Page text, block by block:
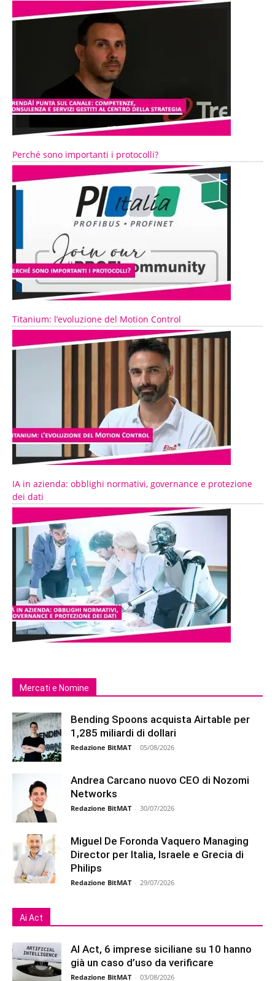
Perché sono importanti i protocolli?
Titanium: l’evoluzione del Motion Control
IA in azienda: obblighi normativi, governance e protezione
dei dati
Mercati e Nomine
Bending Spoons acquista Airtable per
1,285 miliardi di dollari
Redazione BitMAT - 05/08/2026
Andrea Carcano nuovo CEO di Nozomi
Networks
Redazione BitMAT - 30/07/2026
Miguel De Foronda Vaquero Managing
Director per Italia, Israele e Grecia di
Philips
Redazione BitMAT - 29/07/2026
Ai Act
AI Act, 6 imprese siciliane su 10 hanno
già un caso d’uso da verificare
Redazione BitMAT - 03/08/2026